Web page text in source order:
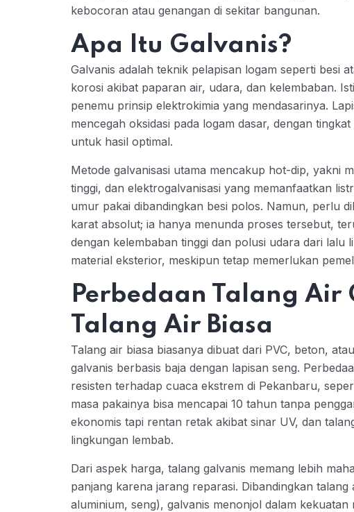
kebocoran atau genangan di sekitar bangunan.
Apa Itu Galvanis?
Galvanis adalah teknik pelapisan logam seperti besi
korosi akibat paparan air, udara, dan kelembaban.
penemu prinsip elektrokimia yang mendasarinya.
mencegah oksidasi pada logam dasar, dengan
untuk hasil optimal.
Metode galvanisasi utama mencakup hot-dip, yakni
tinggi, dan elektrogalvanisasi yang memanfaatkan
umur pakai dibandingkan besi polos. Namun, perlu
karat absolut; ia hanya menunda proses tersebut,
dengan kelembaban tinggi dan polusi udara dari lalu
material eksterior, meskipun tetap memerlukan
Perbedaan Talang Air
Talang Air Biasa
Talang air biasa biasanya dibuat dari PVC, beton,
galvanis berbasis baja dengan lapisan seng.
resisten terhadap cuaca ekstrem di Pekanbaru,
masa pakainya bisa mencapai 10 tahun tanpa
ekonomis tapi rentan retak akibat sinar UV, dan
lingkungan lembab.
Dari aspek harga, talang galvanis memang lebih
panjang karena jarang reparasi. Dibandingkan
aluminium, seng), galvanis menonjol dalam